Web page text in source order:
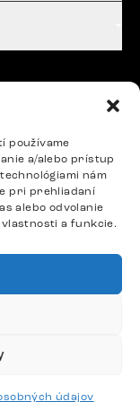
používame
a/alebo prístup
nám
pri prehliadaní
alebo odvolanie
a funkcie.
údajov